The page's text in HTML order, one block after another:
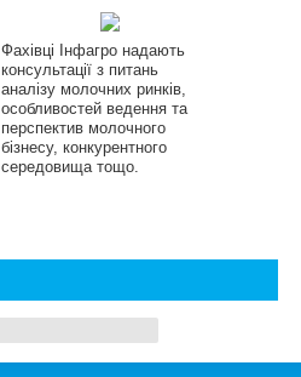
Фахівці Інфагро надають
консультації з питань
аналізу молочних ринків,
особливостей ведення та
перспектив молочного
бізнесу, конкурентного
середовища тощо.